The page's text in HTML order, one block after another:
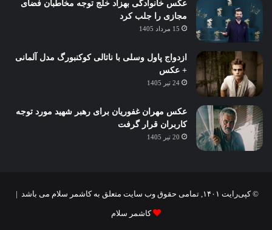
عکس خانوادگی بهزاد خلج توجه مخاطبان فضای
مجازی را جلب کرد
15 مرداد 1405
ازدواج پاول وسلی با ناتالی کوکنبورگ مدل آلمانی
+ عکس
24 تیر 1405
عکس مهران غفوریان برای رهبر شهید مورد توجه
کاربران قرار گرفت
20 تیر 1405
© کپی‌رایت ۱۴۰۱, تمامی حقوق وب سایت متعلق به کاشمر سلام می باشد |
کاشمر سلام